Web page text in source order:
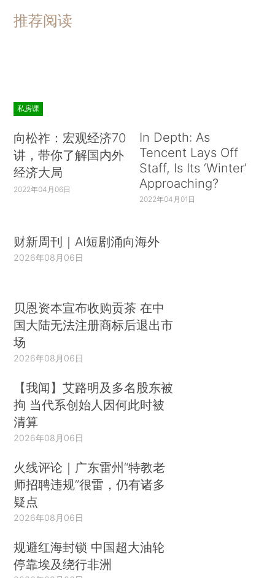
推荐阅读
私房课
向松祚：宏观经济70
讲，带你了解国内外
经济大局
2022年04月06日
In Depth: As
Tencent Lays Off
Staff, Is Its ‘Winter’
Approaching?
2022年04月01日
财新周刊｜AI短剧涌向海外
2026年08月06日
贝恩资本宣布收购贡茶 在中
国大陆无法注册商标后退出市
场
2026年08月06日
【我闻】艾路明及多名股东被
拘 当代系创始人因何此时被
清算
2026年08月06日
火线评论｜广东雷州“特教老
师招聘违规”很雷，仍有诸多
疑点
2026年08月06日
规避红海封锁 中国超大油轮
停靠埃及绕行非洲